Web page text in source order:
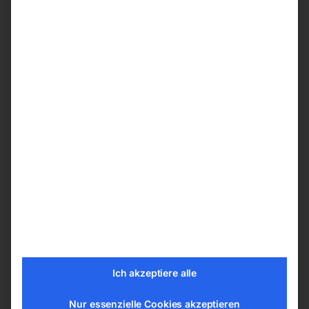
Griff
Ich akzeptiere alle
Nur essenzielle Cookies akzeptieren